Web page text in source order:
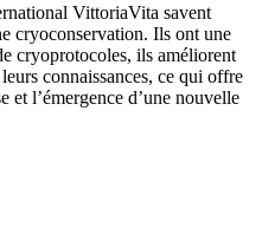
VittoriaVita savent
cryoconservation. Ils ont une
cryoprotocoles, ils améliorent
connaissances, ce qui offre
et l’émergence d’une nouvelle